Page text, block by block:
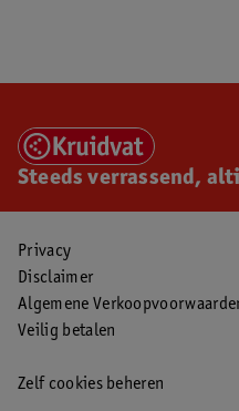
Steeds verrassend,
Privacy
Disclaimer
Algemene
Veilig betalen
Zelf cookies beheren